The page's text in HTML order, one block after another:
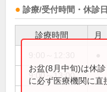
診療/受付時間・休診日
診療時間 月
9:00～13:00
お盆(8月中旬)は休
に必ず医療機関に直